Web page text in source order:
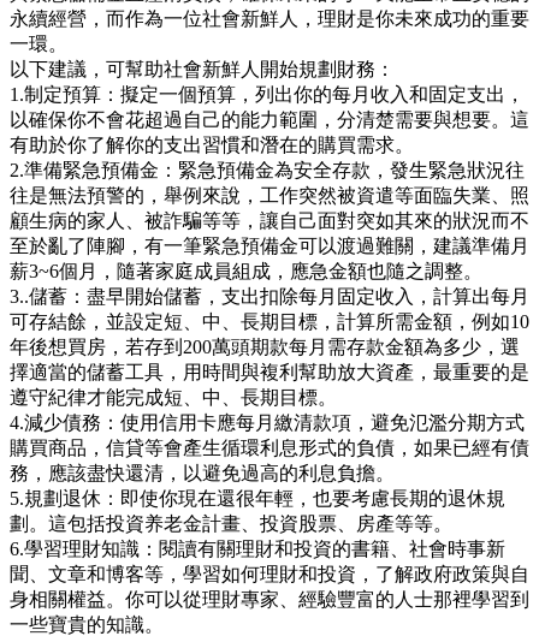
永續經營，而作為一位社會新鮮人，理財是你未來成功的重要
一環。
以下建議，可幫助社會新鮮人開始規劃財務：
1.制定預算：擬定一個預算，列出你的每月收入和固定支出，
以確保你不會花超過自己的能力範圍，分清楚需要與想要。這
有助於你了解你的支出習慣和潛在的購買需求。
2.準備緊急預備金：緊急預備金為安全存款，發生緊急狀況往
往是無法預警的，舉例來說，工作突然被資遣等面臨失業、照
顧生病的家人、被詐騙等等，讓自己面對突如其來的狀況而不
至於亂了陣腳，有一筆緊急預備金可以渡過難關，建議準備月
薪3~6個月，隨著家庭成員組成，應急金額也隨之調整。
3..儲蓄：盡早開始儲蓄，支出扣除每月固定收入，計算出每月
可存結餘，並設定短、中、長期目標，計算所需金額，例如10
年後想買房，若存到200萬頭期款每月需存款金額為多少，選
擇適當的儲蓄工具，用時間與複利幫助放大資產，最重要的是
遵守紀律才能完成短、中、長期目標。
4.減少債務：使用信用卡應每月繳清款項，避免氾濫分期方式
購買商品，信貸等會產生循環利息形式的負債，如果已經有債
務，應該盡快還清，以避免過高的利息負擔。
5.規劃退休：即使你現在還很年輕，也要考慮長期的退休規
劃。這包括投資养老金計畫、投資股票、房產等等。
6.學習理財知識：閱讀有關理財和投資的書籍、社會時事新
聞、文章和博客等，學習如何理財和投資，了解政府政策與自
身相關權益。你可以從理財專家、經驗豐富的人士那裡學習到
一些寶貴的知識。